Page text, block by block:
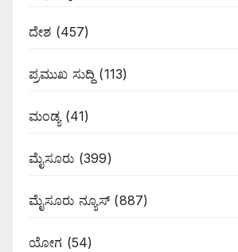
ದೇಶ (457)
ಪ್ರಮುಖ ಸುದ್ದಿ (113)
ಮಂಡ್ಯ(41)
ಮೈಸೂರು (399)
ಮೈಸೂರು ನ್ಯೂಸ್(887)
ಯೋಗ (54)